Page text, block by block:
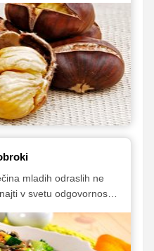
z vlakninami, dobrimi
Pazite le, koliko si ga
kak kilogram.
mladih odraslih ne
v svetu odgovornosti
so lahko odlična
toliko treba poskrbeti